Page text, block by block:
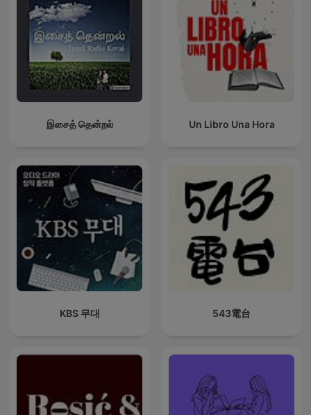
இசைத் தென்றல் Un Libro Una Hora
KBS 무대 543電台